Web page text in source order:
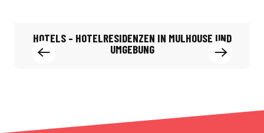
HOTELS – HOTELRESIDENZEN IN MULHOUSE UND
UMGEBUNG